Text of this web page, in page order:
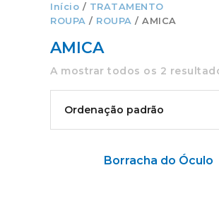
Início / TRATAMENTO
ROUPA / ROUPA / AMICA
AMICA
A mostrar todos os 2
Borracha do Óculo